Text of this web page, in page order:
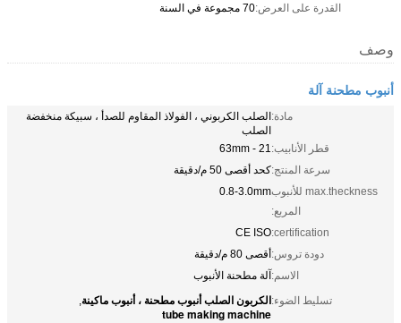
القدرة على العرض:70 مجموعة في السنة
وصف
أنبوب مطحنة آلة
مادة:الصلب الكربوني ، الفولاذ المقاوم للصدأ ، سبيكة منخفضة
الصلب
قطر الأنابيب:21 - 63mm
سرعة المنتج:كحد أقصى 50 م/دقيقة
max.theckness للأنبوب
المربع:
0.8-3.0mm
certification:
CE ISO
دودة تروس:أقصى 80 م/دقيقة
الاسم:آلة مطحنة الأنبوب
تسليط الضوء:الكربون الصلب أنبوب مطحنة ، أنبوب ماكينة,
tube making machine